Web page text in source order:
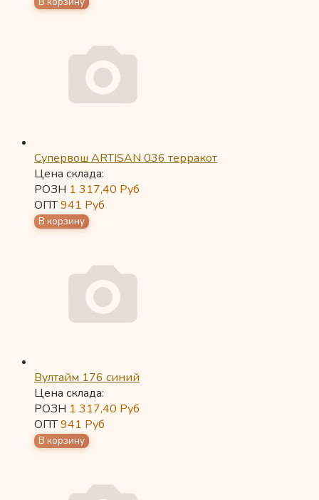
Супервош ARTISAN 036 терракот
Цена склада:
РОЗН 1 317,40 Руб
ОПТ941 Руб
Вултайм 176 синий
Цена склада:
РОЗН 1 317,40 Руб
ОПТ941 Руб